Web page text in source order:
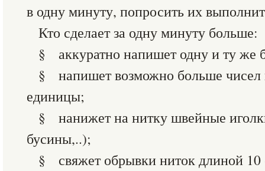
в одну минуту, попросить их
Кто сделает за одну минуту больше:
§ аккуратно напишет одну и ту же
§ напишет возможно больше чисел
единицы;
§ нанижет на нитку швейные
бусины,..);
§ свяжет обрывки ниток длиной 10